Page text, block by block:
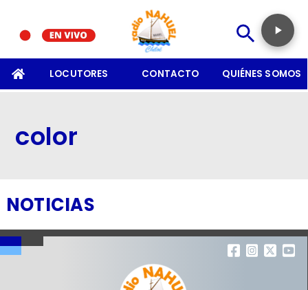
LOCUTORES CONTACTO QUIÉNES SOMOS
color
NOTICIAS